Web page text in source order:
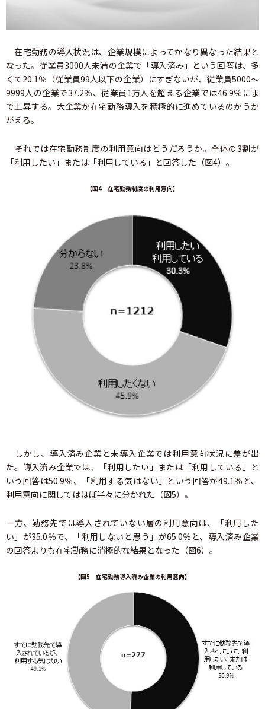
在宅勤務の導入状況は、企業規模によってかなり異なった結果と
なった。従業員3000人未満の企業で「導入済み」という回答は、多
くて20.1％（従業員99人以下の企業）にすぎないが、従業員5000～
9999人の企業で37.2％、従業員1万人を超える企業では46.9％にま
で上昇する。大企業が在宅勤務導入を積極的に進めているのがうか
がえる。
それでは在宅勤務制度の利用意向はどうだろうか。全体の3割が
「利用したい」または「利用している」と回答した（図4）。
【図4 在宅勤務制度の利用意向】
しかし、導入済み企業と未導入企業では利用意向状況に差が出
た。導入済み企業では、「利用したい」または「利用している」と
いう回答は50.9％、「利用する気はない」という回答が49.1％と、
利用意向に関してはほぼ半々に分かれた（図5）。
一方、勤務先では導入されていない層の利用意向は、「利用した
い」が35.0％で、「利用しないと思う」が65.0％と、導入済み企業
の回答よりも在宅勤務に消極的な結果となった（図6）。
【図5 在宅勤務導入済み企業の利用意向】